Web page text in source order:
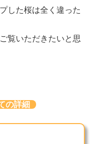
した桜は全く違った
覧いただきたいと思
の詳細